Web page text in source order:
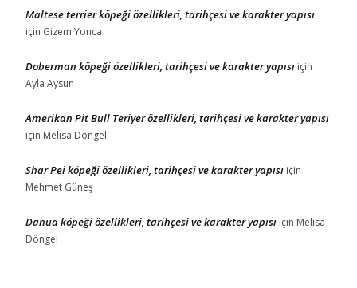
Maltese terrier köpeği özellikleri, tarihçesi ve karakter yapısı
için Gizem Yonca
Doberman köpeği özellikleri, tarihçesi ve karakter yapısı için
Ayla Aysun
Amerikan Pit Bull Teriyer özellikleri, tarihçesi ve karakter yapısı
için Melisa Döngel
Shar Pei köpeği özellikleri, tarihçesi ve karakter yapısı için
Mehmet Güneş
Danua köpeği özellikleri, tarihçesi ve karakter yapısı için Melisa
Döngel